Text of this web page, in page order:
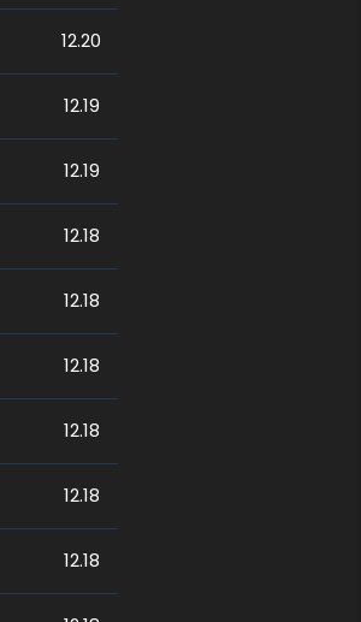
12.20
12.19
12.19
12.18
12.18
12.18
12.18
12.18
12.18